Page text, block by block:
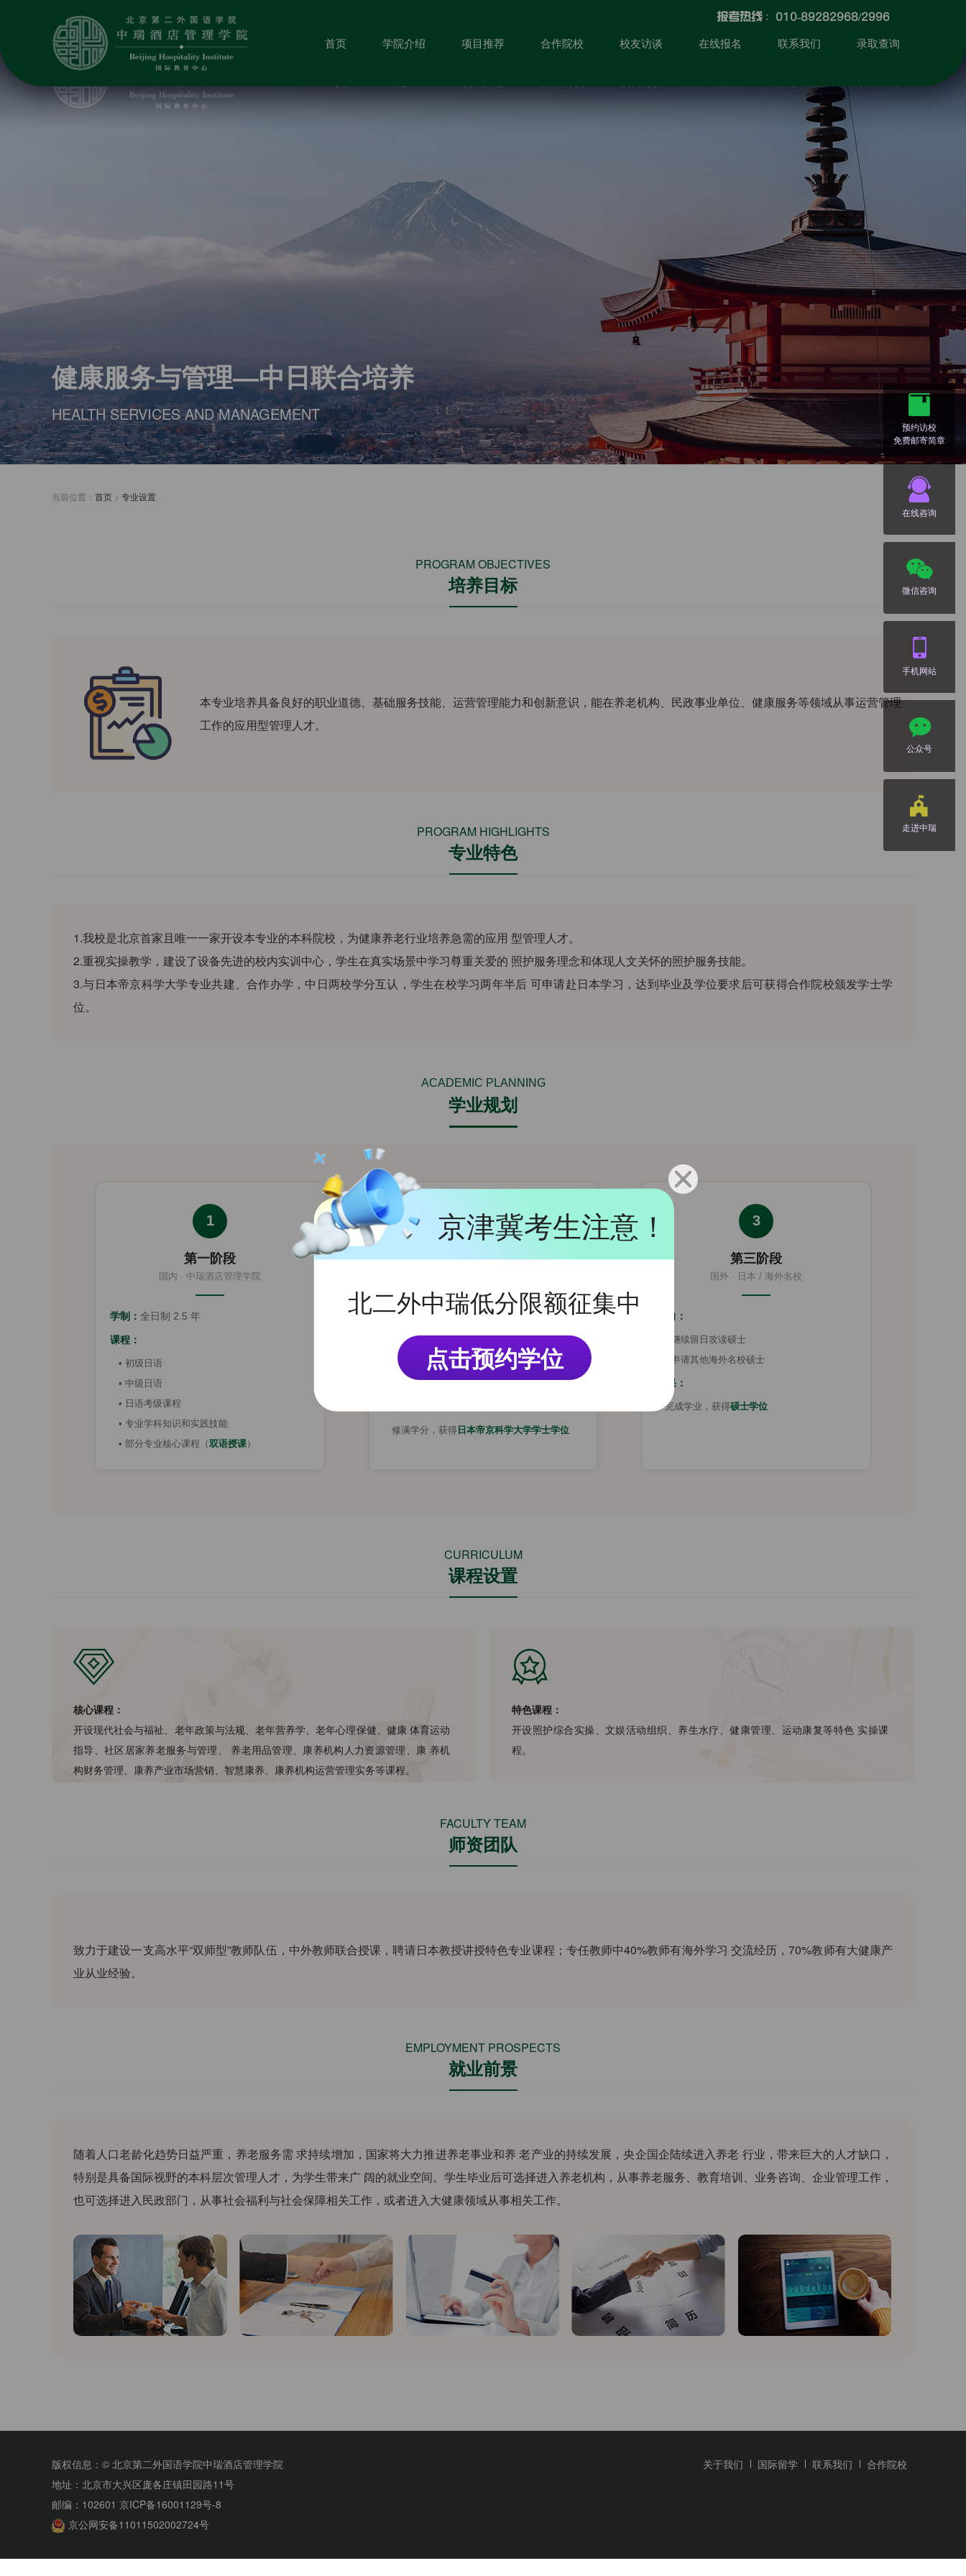
报考热线 : 010-89282968/2996
首页 学院介绍 项目推荐 合作院校 校友访谈 在线报名 联系我们 录取查询
报考热线 : 010-89282968/2996
健康服务与管理—中日联合培养
HEALTH SERVICES AND MANAGEMENT
当前位置： 首页 > 专业设置
PROGRAM OBJECTIVES
培养目标
本专业培养具备良好的职业道德、基础服务技能、运营管理能力和创新意识，能在养老机构、民政事业单位、健康服务等领域从事运营管理
工作的应用型管理人才。
PROGRAM HIGHLIGHTS
专业特色
1.我校是北京首家且唯一一家开设本专业的本科院校，为健康养老行业培养急需的应用 型管理人才。
2.重视实操教学，建设了设备先进的校内实训中心，学生在真实场景中学习尊重关爱的 照护服务理念和体现人文关怀的照护服务技能。
3.与日本帝京科学大学专业共建、合作办学，中日两校学分互认，学生在校学习两年半后 可申请赴日本学习，达到毕业及学位要求后可获得合作院校颁发学士学
位。
ACADEMIC PLANNING
学业规划
1
第一阶段
国内 · 中瑞酒店管理学院
学制： 全日制 2.5 年
课程：
• 初级日语
• 中级日语
• 日语考级课程
• 专业学科知识和实践技能
• 部分专业核心课程（双语授课）
2
第二阶段
学制：2 年
条件：
• 语言成绩达标
• 专业课 GPA 达标
修满学分，获得 日本帝京科学大学学士学位
3
第三阶段
国外 · 日本 / 海外名校
方向：
• 继续留日攻读硕士
• 申请其他海外名校硕士
成果：
完成学业，获得硕士学位
CURRICULUM
课程设置
核心课程：
开设现代社会与福祉、老年政策与法规、老年营养学、老年心理保健、健康 体育运动
指导、社区居家养老服务与管理、 养老用品管理、康养机构人力资源管理、康 养机
构财务管理、康养产业市场营销、智慧康养、康养机构运营管理实务等课程。
特色课程：
开设照护综合实操、文娱活动组织、养生水疗、健康管理、运动康复等特色 实操课
程。
FACULTY TEAM
师资团队
致力于建设一支高水平“双师型”教师队伍，中外教师联合授课，聘请日本教授讲授特色专业课程；专任教师中40%教师有海外学习 交流经历，70%教师有大健康产
业从业经验。
EMPLOYMENT PROSPECTS
就业前景
随着人口老龄化趋势日益严重，养老服务需 求持续增加，国家将大力推进养老事业和养 老产业的持续发展，央企国企陆续进入养老 行业，带来巨大的人才缺口，
特别是具备国际视野的本科层次管理人才，为学生带来广 阔的就业空间。学生毕业后可选择进入养老机构，从事养老服务、教育培训、业务咨询、企业管理工作，
也可选择进入民政部门，从事社会福利与社会保障相关工作，或者进入大健康领域从事相关工作。
版权信息：© 北京第二外国语学院中瑞酒店管理学院
地址：北京市大兴区庞各庄镇田园路11号
邮编：102601 京ICP备16001129号-8
京公网安备11011502002724号
关于我们 国际留学 联系我们 合作院校
京津冀考生注意！
北二外中瑞低分限额征集中
点击预约学位
预约访校
免费邮寄简章
在线咨询
微信咨询
手机网站
公众号
走进中瑞